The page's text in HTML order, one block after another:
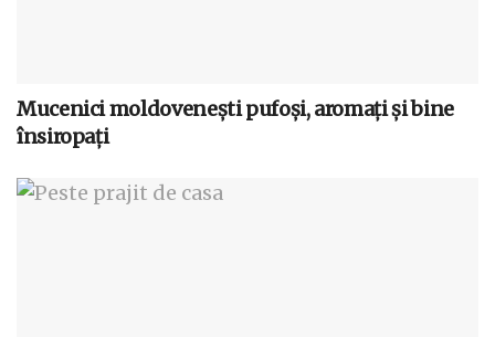
Mucenici moldovenești pufoși, aromați și bine
însiropați